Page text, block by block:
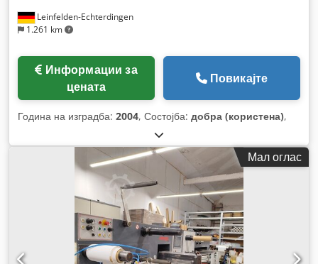
Leinfelden-Echterdingen
1.261 km
цената
Повикајте
Година на изградба: 2004, Состојба: добра (користена),
Мал оглас